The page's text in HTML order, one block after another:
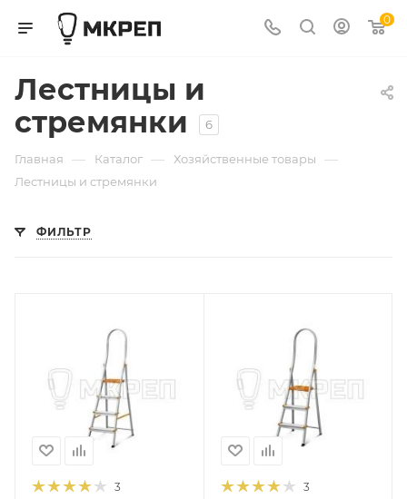
0
Лестницы и
стремянки
6
Главная — Каталог — Хозяйственные товары —
Лестницы и стремянки
ФИЛЬТР
3 3